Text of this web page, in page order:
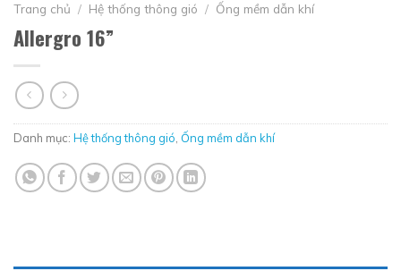
Trang chủ / Hệ thống thông gió / Ống mềm dẫn khí
Allergro 16”
Danh mục: Hệ thống thông gió, Ống mềm dẫn khí